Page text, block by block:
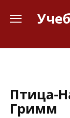
Птица-
Гримм